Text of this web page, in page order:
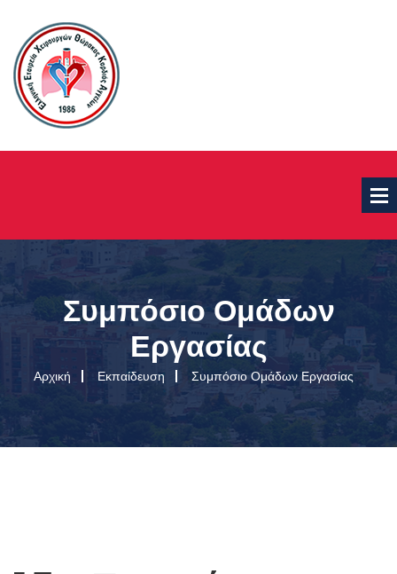
Συμπόσιο Ομάδων
Εργασίας
Αρχική Εκπαίδευση Συμπόσιο Ομάδων Εργασίας